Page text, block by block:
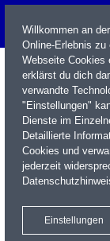
Name / WKN / ISIN /
Xetra Realtime
Willkommen an
Online-Erlebnis zu
Webseite Cookies
erklärst du dich
verwandte
"Einstellungen"
Dienste im
Detaillierte
Cookies und
jederzeit
Einstellungen